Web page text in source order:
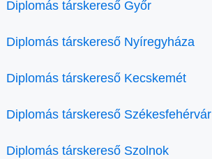
Diplomás társkereső Győr
Diplomás társkereső Nyíregyháza
Diplomás társkereső Kecskemét
Diplomás társkereső Székesfehérvár
Diplomás társkereső Szolnok